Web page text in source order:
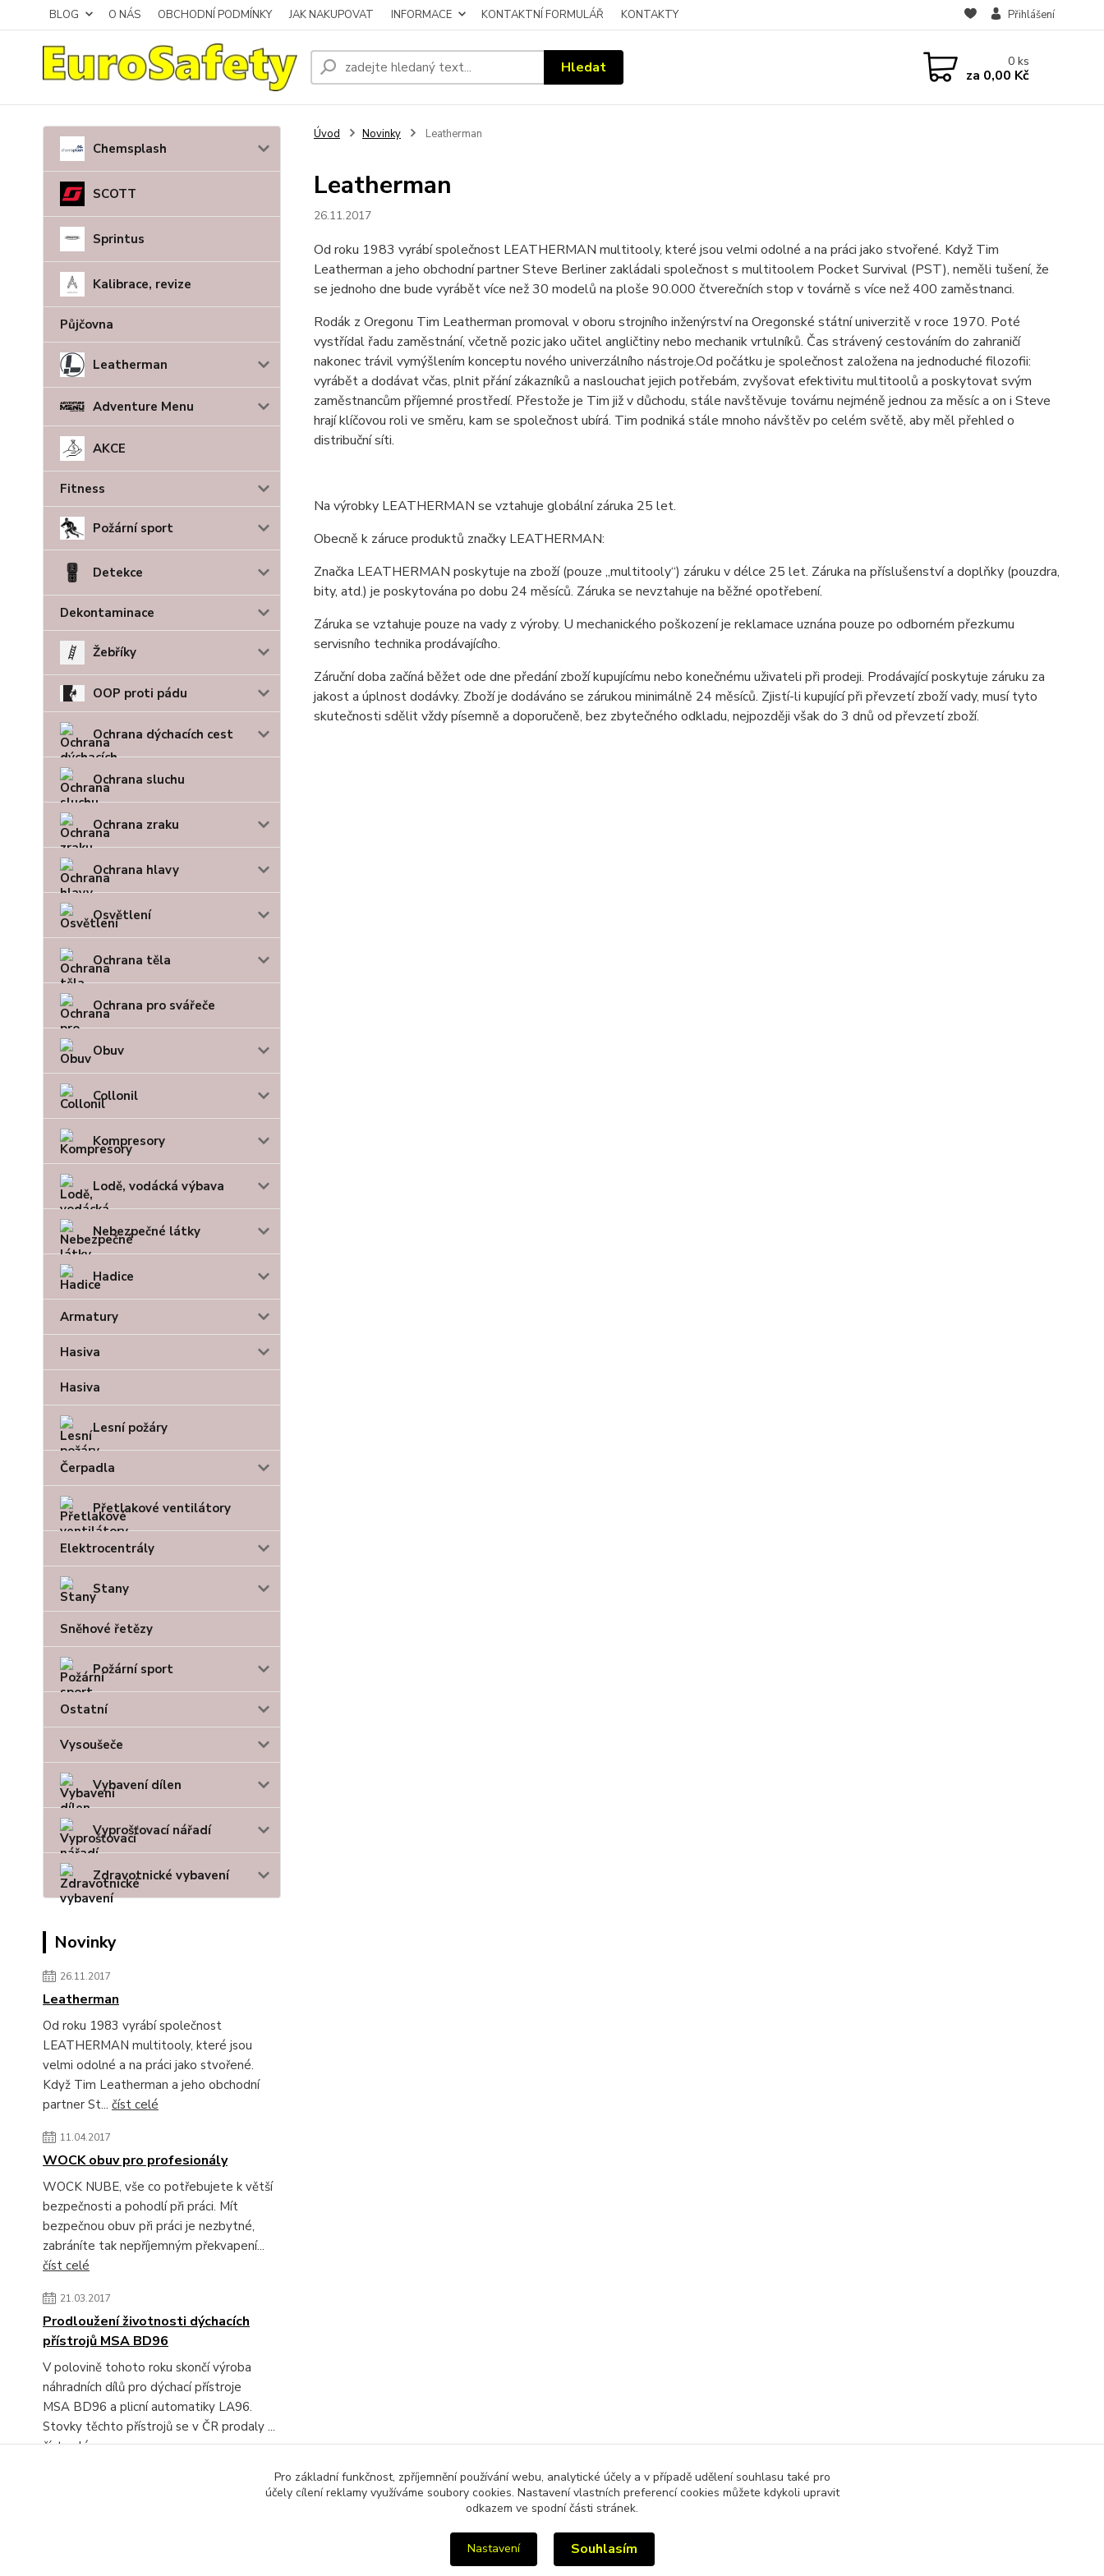
BLOG O NÁS OBCHODNÍ PODMÍNKY JAK NAKUPOVAT INFORMACE KONTAKTNÍ FORMULÁŘ KONTAKTY Přihlášení
Hledat 0ks
za 0,00 Kč
Chemsplash
SCOTT
Sprintus
Kalibrace, revize
Půjčovna
Leatherman
Adventure Menu
AKCE
Fitness
Požární sport
Detekce
Dekontaminace
Žebříky
OOP proti pádu
Ochrana dýchacích cest
Ochrana sluchu
Ochrana zraku
Ochrana hlavy
Osvětlení
Ochrana těla
Ochrana pro svářeče
Obuv
Collonil
Kompresory
Lodě, vodácká výbava
Nebezpečné látky
Hadice
Armatury
Hasiva
Hasiva
Lesní požáry
Čerpadla
Přetlakové ventilátory
Elektrocentrály
Stany
Sněhové řetězy
Požární sport
Ostatní
Vysoušeče
Vybavení dílen
Vyprošťovací nářadí
Zdravotnické vybavení
Novinky
26.11.2017
Leatherman
Od roku 1983 vyrábí společnost
LEATHERMAN multitooly, které jsou
velmi odolné a na práci jako stvořené.
Když Tim Leatherman a jeho obchodní
partner St... číst celé
11.04.2017
WOCK obuv pro profesionály
WOCK NUBE, vše co potřebujete k větší
bezpečnosti a pohodlí při práci. Mít
bezpečnou obuv při práci je nezbytné,
zabráníte tak nepříjemným překvapení...
číst celé
21.03.2017
Prodloužení životnosti dýchacích
přístrojů MSA BD96
V polovině tohoto roku skončí výroba
náhradních dílů pro dýchací přístroje
MSA BD96 a plicní automatiky LA96.
Stovky těchto přístrojů se v ČR prodaly ...
číst celé
Úvod Novinky Leatherman
Leatherman
26.11.2017
Od roku 1983 vyrábí společnost LEATHERMAN multitooly, které jsou velmi odolné a na práci jako stvořené. Když Tim
Leatherman a jeho obchodní partner Steve Berliner zakládali společnost s multitoolem Pocket Survival (PST), neměli tušení, že
se jednoho dne bude vyrábět více než 30 modelů na ploše 90.000 čtverečních stop v továrně s více než 400 zaměstnanci.
Rodák z Oregonu Tim Leatherman promoval v oboru strojního inženýrství na Oregonské státní univerzitě v roce 1970. Poté
vystřídal řadu zaměstnání, včetně pozic jako učitel angličtiny nebo mechanik vrtulníků. Čas strávený cestováním do zahraničí
nakonec trávil vymýšlením konceptu nového univerzálního nástroje.Od počátku je společnost založena na jednoduché filozofii:
vyrábět a dodávat včas, plnit přání zákazníků a naslouchat jejich potřebám, zvyšovat efektivitu multitoolů a poskytovat svým
zaměstnancům příjemné prostředí. Přestože je Tim již v důchodu, stále navštěvuje továrnu nejméně jednou za měsíc a on i Steve
hrají klíčovou roli ve směru, kam se společnost ubírá. Tim podniká stále mnoho návštěv po celém světě, aby měl přehled o
distribuční síti.
Na výrobky LEATHERMAN se vztahuje globální záruka 25 let.
Obecně k záruce produktů značky LEATHERMAN:
Značka LEATHERMAN poskytuje na zboží (pouze „multitooly“) záruku v délce 25 let. Záruka na příslušenství a doplňky (pouzdra,
bity, atd.) je poskytována po dobu 24 měsíců. Záruka se nevztahuje na běžné opotřebení.
Záruka se vztahuje pouze na vady z výroby. U mechanického poškození je reklamace uznána pouze po odborném přezkumu
servisního technika prodávajícího.
Záruční doba začíná běžet ode dne předání zboží kupujícímu nebo konečnému uživateli při prodeji. Prodávající poskytuje záruku za
jakost a úplnost dodávky. Zboží je dodáváno se zárukou minimálně 24 měsíců. Zjistí-li kupující při převzetí zboží vady, musí tyto
skutečnosti sdělit vždy písemně a doporučeně, bez zbytečného odkladu, nejpozději však do 3 dnů od převzetí zboží.
Pro základní funkčnost, zpříjemnění používání webu, analytické účely a v případě udělení souhlasu také pro
účely cílení reklamy využíváme soubory cookies. Nastavení vlastních preferencí cookies můžete kdykoli upravit
odkazem ve spodní části stránek.
Nastavení Souhlasím